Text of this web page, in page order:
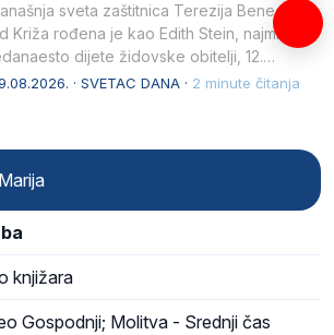
sveta zaštitnica Terezija Benedikta
Križa rođena je kao Edith Stein, najmlađe,
dijete židovske obitelji, 12.
1891, u Wrocławu…
· SVETAC DANA · 2 minute čitanja
knjižara
Gospodnji; Molitva - Srednji čas